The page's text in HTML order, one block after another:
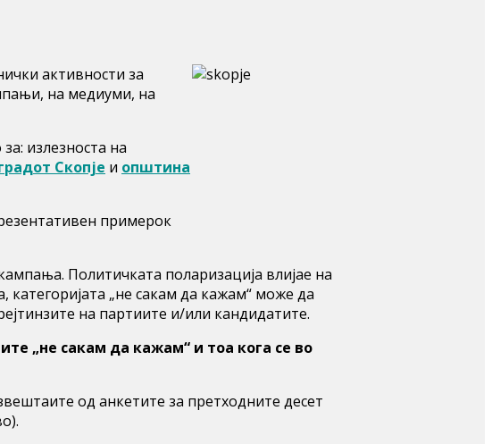
активности за
на медиуми, на
излезноста на
Скопје и општина
примерок
Политичката поларизација влијае на
„не сакам да кажам“ може да
на партиите и/или кандидатите.
„не сакам да кажам“ и тоа кога се во
од анкетите за претходните десет